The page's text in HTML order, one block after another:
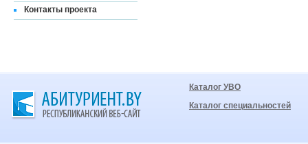
Контакты проекта
Каталог УВО
Каталог специальностей